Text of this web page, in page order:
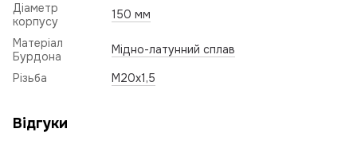
Діаметр
корпусу
150 мм
Матеріал
Бурдона
Мідно-латунний сплав
Різьба
M20x1,5
Відгуки